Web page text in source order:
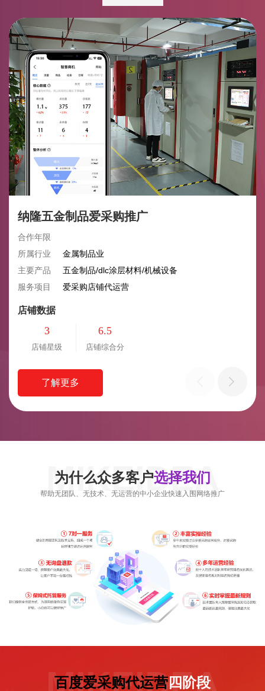
纳隆五金制品爱采购推广
合作年限
所属行业
金属制品业
主要产品
五金制品/dlc涂层材料/机械设备
服务项目
爱采购店铺代运营
店铺数据
3
店铺星级
6.5
店铺综合分
了解更多
为什么众多客户选择我们
帮助无团队、无技术、无运营的中小企业快速入围网络推广
MIKEIDEA
百度爱采购代运营四阶段